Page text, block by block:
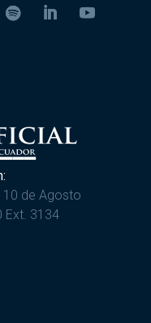
10 de Agosto
Ext. 3134